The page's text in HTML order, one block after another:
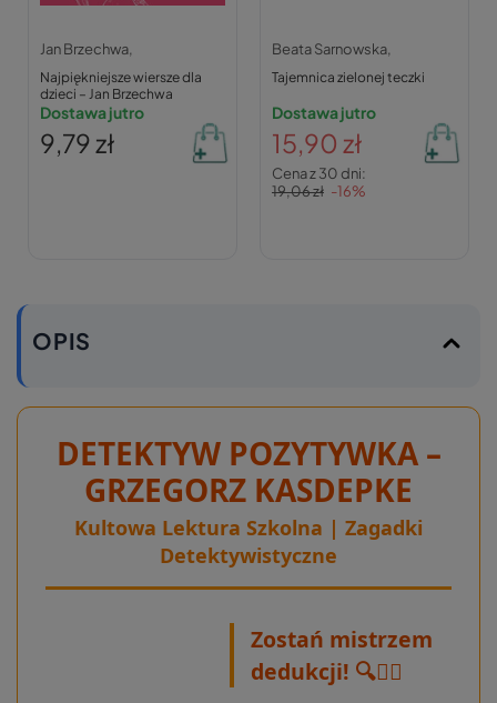
Jan Brzechwa,
Najpiękniejsze wiersze dla
dzieci – Jan Brzechwa
Dostawa jutro
9,79 zł
Beata Sarnowska,
Tajemnica zielonej teczki
Dostawa jutro
15,90 zł
Cena z 30 dni:
19,06 zł -16%
OPIS
DETEKTYW POZYTYWKA –
GRZEGORZ KASDEPKE
Kultowa Lektura Szkolna | Zagadki
Detektywistyczne
Zostań mistrzem
dedukcji! 🔍🕵️‍♂️